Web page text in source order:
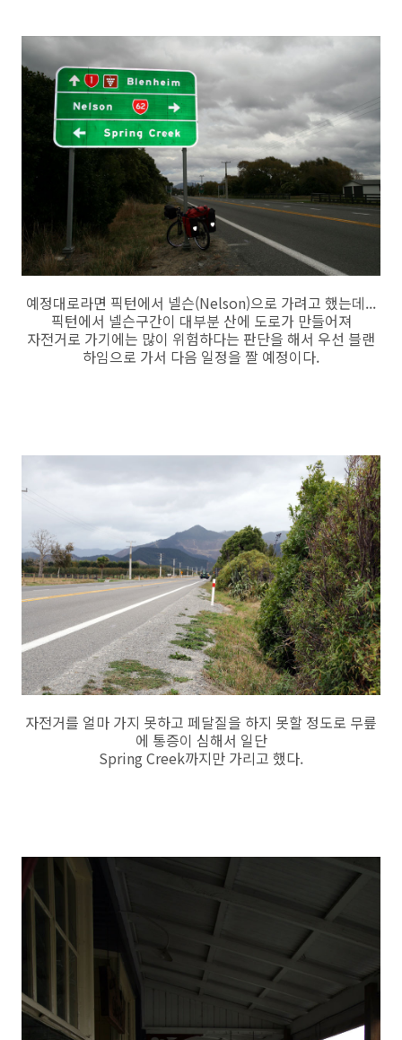
예정대로라면 픽턴에서 넬슨(Nelson)으로 가려고 했는데...
픽턴에서 넬슨구간이 대부분 산에 도로가 만들어져
자전거로 가기에는 많이 위험하다는 판단을 해서 우선 블랜
하임으로 가서 다음 일정을 짤 예정이다.
자전거를 얼마 가지 못하고 페달질을 하지 못할 정도로 무릎
에 통증이 심해서 일단
Spring Creek까지만 가리고 했다.